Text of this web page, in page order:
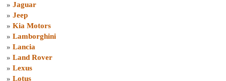
» Jaguar
» Jeep
» Kia Motors
» Lamborghini
» Lancia
» Land Rover
» Lexus
» Lotus